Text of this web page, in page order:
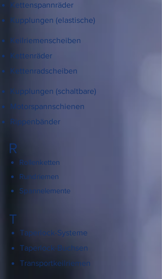
Kettenspannräder
Kupplungen (elastische)
Keilriemenscheiben
Kettenräder
Kettenradscheiben
Kupplungen (schaltbare)
Motorspannschienen
Rippenbänder
R
Rollenketten
Rundriemen
Spannelemente
T
Taperlock-Systeme
Taperlock-Buchsen
Transportkeilriemen